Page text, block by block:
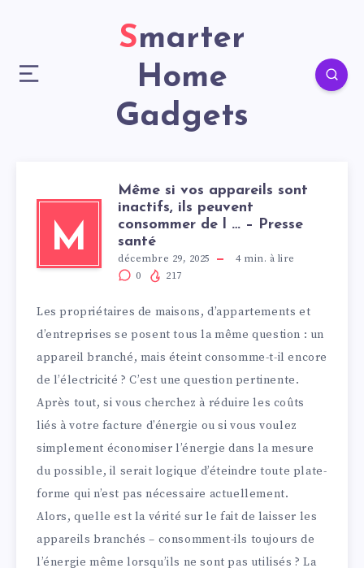
Smarter
Home
Gadgets
M
Même si vos appareils sont
inactifs, ils peuvent
consommer de l … – Presse
santé
décembre 29, 2025 4min. à lire
0
217
Les propriétaires de maisons, d’appartements et
d’entreprises se posent tous la même question : un
appareil branché, mais éteint consomme-t-il encore
de l’électricité ? C’est une question pertinente.
Après tout, si vous cherchez à réduire les coûts
liés à votre facture d’énergie ou si vous voulez
simplement économiser l’énergie dans la mesure
du possible, il serait logique d’éteindre toute plate-
forme qui n’est pas nécessaire actuellement.
Alors, quelle est la vérité sur le fait de laisser les
appareils branchés – consomment-ils toujours de
l’énergie même lorsqu’ils ne sont pas utilisés ? La